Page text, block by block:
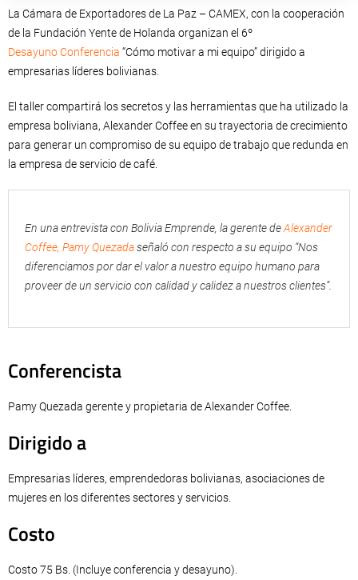
La Cámara de Exportadores de La Paz – CAMEX, con la cooperación
de la Fundación Yente de Holanda organizan el 6º
Desayuno Conferencia “Cómo motivar a mi equipo” dirigido a
empresarias líderes bolivianas.
El taller compartirá los secretos y las herramientas que ha utilizado la
empresa boliviana, Alexander Coffee en su trayectoria de crecimiento
para generar un compromiso de su equipo de trabajo que redunda en
la empresa de servicio de café.
En una entrevista con Bolivia Emprende, la gerente deAlexander
Coffee, Pamy Quezadaseñaló con respecto a su equipo “Nos
diferenciamos por dar el valor a nuestro equipo humano para
proveer de un servicio con calidad y calidez a nuestros clientes”.
Conferencista
Pamy Quezada gerente y propietaria de Alexander Coffee.
Dirigido a
Empresarias líderes, emprendedoras bolivianas, asociaciones de
mujeres en los diferentes sectores y servicios.
Costo
Costo 75 Bs. (Incluye conferencia y desayuno).